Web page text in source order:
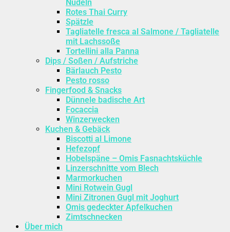
Nudeln
Rotes Thai Curry
Spätzle
Tagliatelle fresca al Salmone / Tagliatelle
mit Lachssoße
Tortellini alla Panna
Dips / Soßen / Aufstriche
Bärlauch Pesto
Pesto rosso
Fingerfood & Snacks
Dünnele badische Art
Focaccia
Winzerwecken
Kuchen & Gebäck
Biscotti al Limone
Hefezopf
Hobelspäne – Omis Fasnachtsküchle
Linzerschnitte vom Blech
Marmorkuchen
Mini Rotwein Gugl
Mini Zitronen Gugl mit Joghurt
Omis gedeckter Apfelkuchen
Zimtschnecken
Über mich